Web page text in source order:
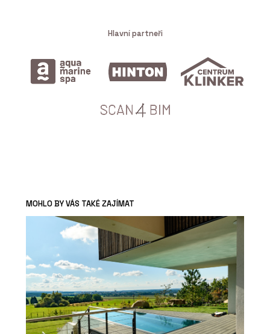
Hlavní partneři
MOHLO BY VÁS TAKÉ ZAJÍMAT